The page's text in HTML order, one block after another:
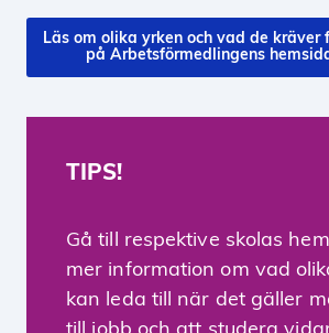
Läs om olika yrken och vad de kräver
på Arbetsförmedlingens
TIPS!
Gå till respektive skolas
mer information om vad
kan leda till när det gäller
till jobb och att studera